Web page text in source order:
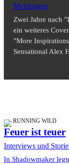
Meldungen
Zwei Jahre nach
ein weiteres
"More
Sensational Alex
RUNNING WILD
Feuer ist teuer
Interviews und
In Shadowmaker